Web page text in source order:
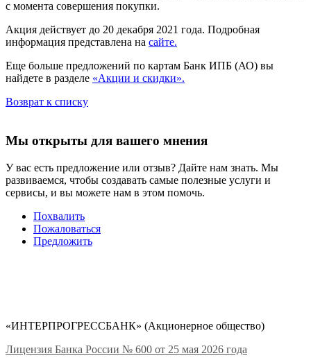
с момента совершения покупки.
Акция действует до 20 декабря 2021 года. Подробная
информация представлена на сайте.
Еще больше предложений по картам Банк ИПБ (АО) вы
найдете в разделе «Акции и скидки».
Возврат к списку
Мы открыты для вашего мнения
У вас есть предложение или отзыв? Дайте нам знать. Мы
развиваемся, чтобы создавать самые полезные услуги и
сервисы, и вы можете нам в этом помочь.
Похвалить
Пожаловаться
Предложить
«ИНТЕРПРОГРЕССБАНК» (Акционерное общество)
Лицензия Банка России № 600 от 25 мая 2026 года